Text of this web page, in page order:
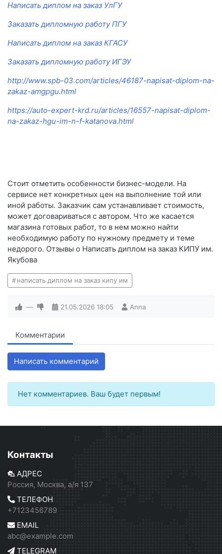
Написать диплом на заказ УлГУ
Заказать дипломную работу ПГУ
Написать диплом на заказ КГАСУ
Заказать дипломную работу ИГЭУ
http://www.spb-03.com/articles/46187-napisat-diplom-na-
zakaz-amgpgu.html
https://auto-expert-krd.ru/articles/16557-napisat-diplom-
na-zakaz-hgu-im-n-f-katanova.html
Стоит отметить особенности бизнес-модели. На
сервисе нет конкретных цен на выполнение той или
иной работы. Заказчик сам устанавливает стоимость,
может договариваться с автором. Что же касается
магазина готовых работ, то в нем можно найти
необходимую работу по нужному предмету и теме
недорого. Отзывы о Написать диплом на заказ КИПУ им.
Якубова
написать диплом на заказ кипу им
— 21.05.2026 18:05 Anna
Комментарии
Написать комментарий
Нет комментариев. Ваш будет первым!
Контакты
АДРЕС
Россия, Москва, а/я 137
ТЕЛЕФОН
+7123456789
EMAIL
abc@example.com
TELEGRAM